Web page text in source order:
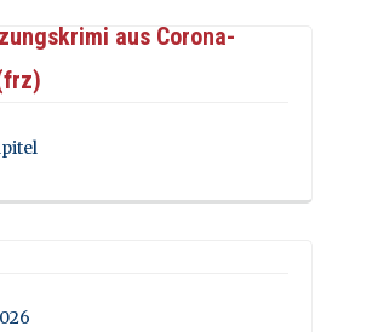
aus Corona-